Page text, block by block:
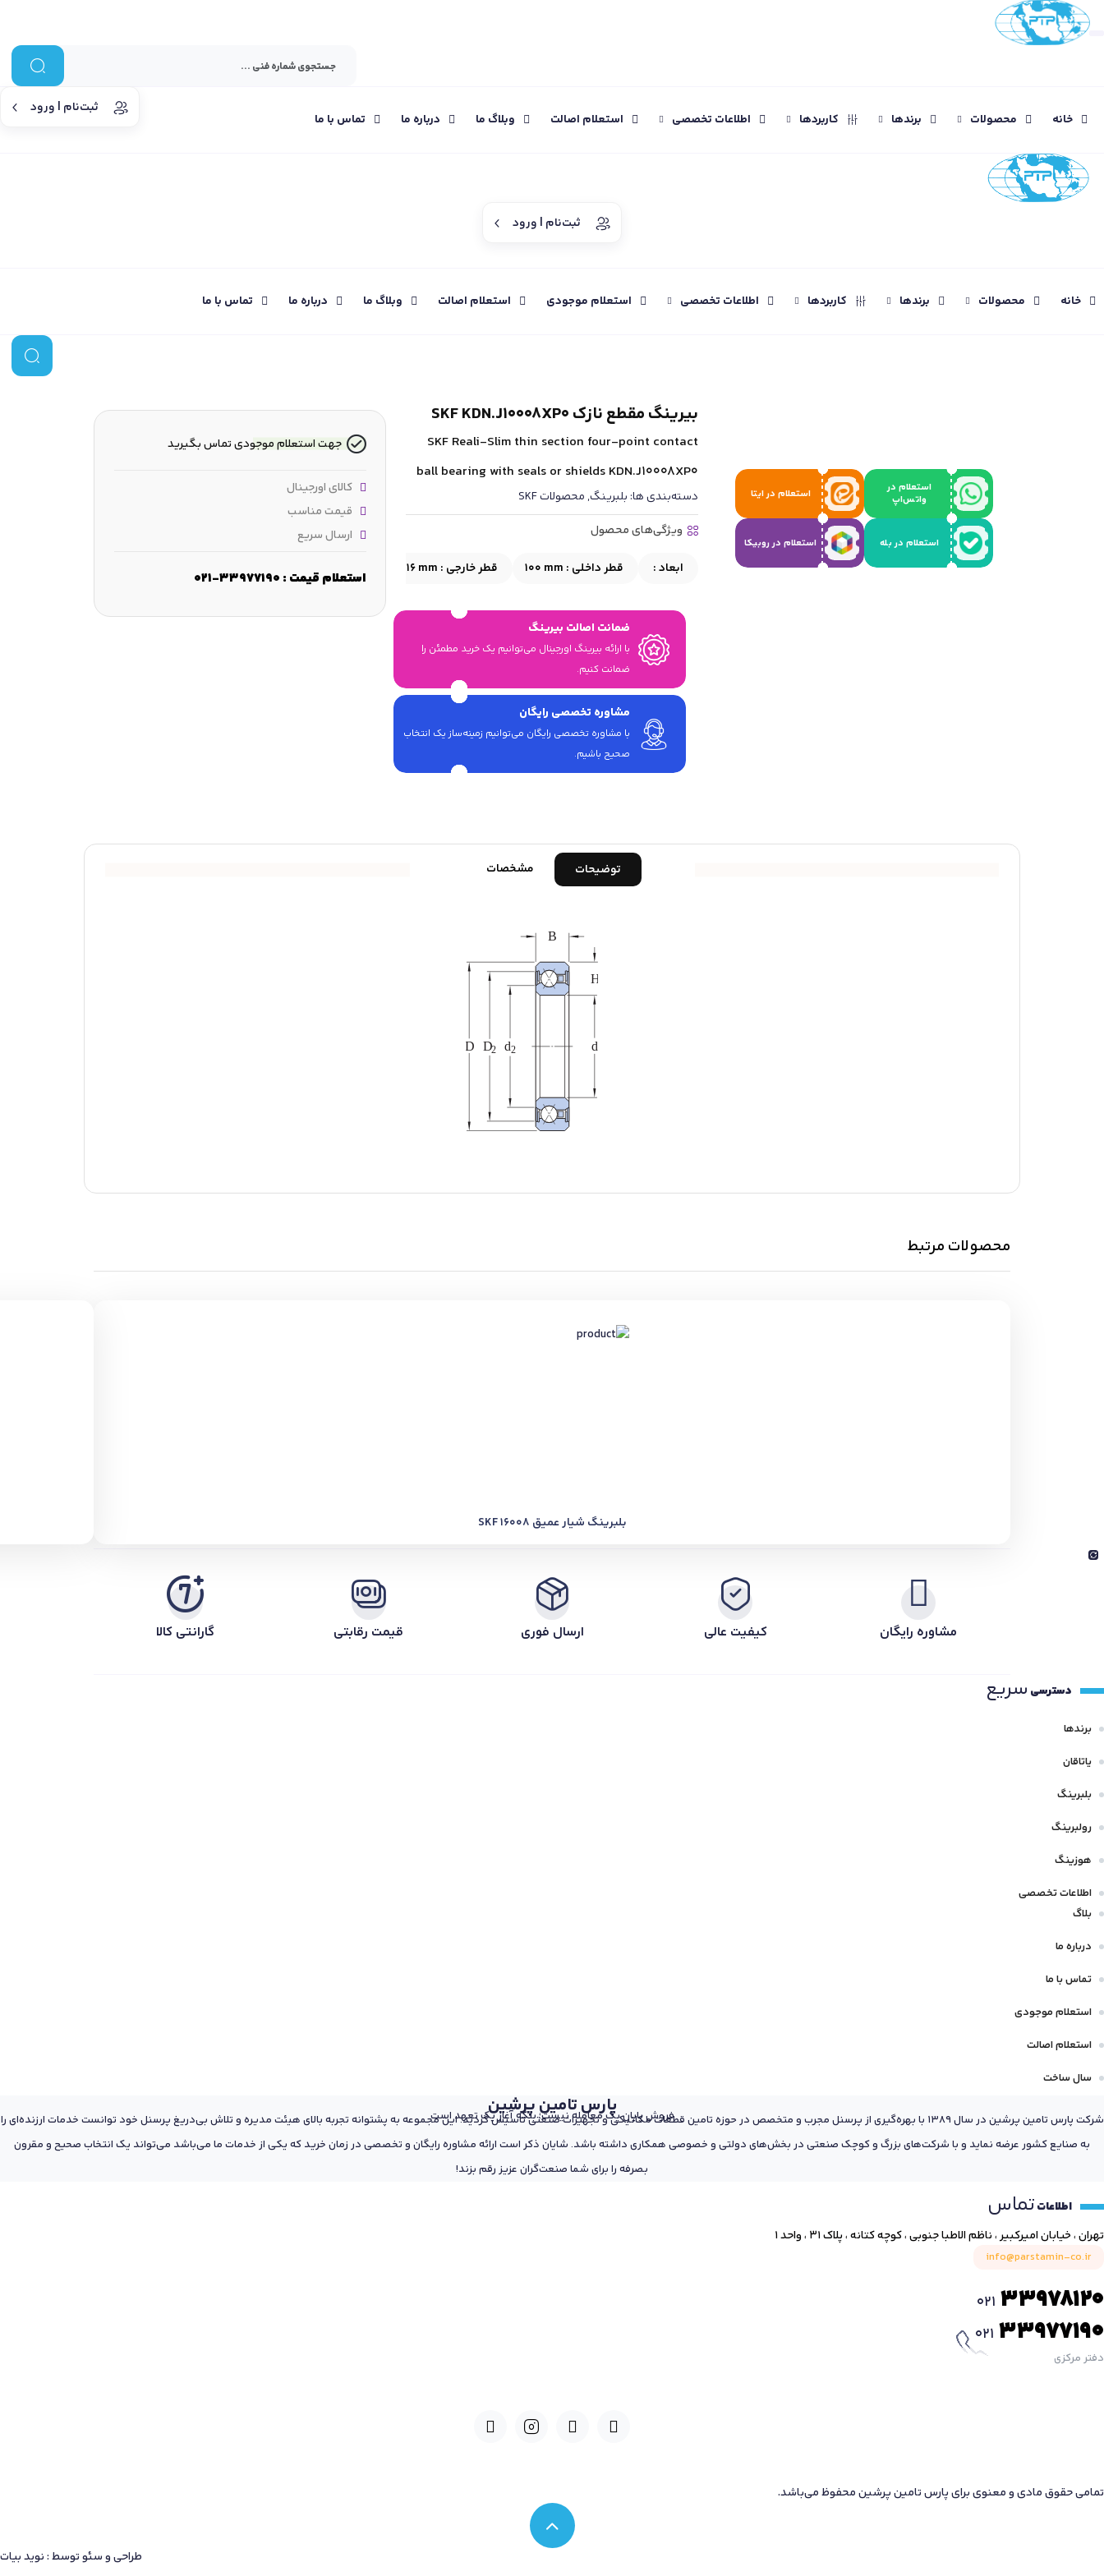
ثبت‌نام | ورود
خانه محصولات برندها کاربردها اطلاعات تخصصی استعلام اصالت وبلاگ ما درباره ما تماس با ما
ثبت‌نام | ورود
خانه محصولات برندها کاربردها اطلاعات تخصصی استعلام موجودی استعلام اصالت وبلاگ ما درباره ما تماس با ما
استعلام در
واتس‌اپ
استعلام در ایتا
استعلام در بله استعلام در روبیکا
بیرینگ مقطع نازک SKF KDN.J10008XP0
SKF Reali-Slim thin section four-point contact
ball bearing with seals or shields KDN.J10008XP0
دسته‌بندی ها: بلبرینگ,محصولات SKF
ویژگی‌های محصول
ابعاد : قطر داخلی : 100 mm قطر خارجی : 116 mm
8.00 mm
ضمانت اصالت بیرینگ
با ارائه بیرینگ اورجینال می‎‌توانیم یک خرید مطمئن را
ضمانت کنیم.
مشاوره تخصصی رایگان
با مشاوره تخصصی رایگان می‌توانیم زمینه‌ساز یک انتخاب
صحیح باشیم.
جهت استعلام موجودی تماس بگیرید
کالای اورجینال
قیمت مناسب
ارسال سریع
استعلام قیمت : 33977190-021
توضیحات مشخصات
محصولات مرتبط
بلبرینگ شیار عمیق SKF 16008
مشاوره رایگان کیفیت عالی ارسال فوری قیمت رقابتی گارانتی کالا
دسترسی سریع
برندها
یاتاقان
بلبرینگ
رولبرینگ
هوزینگ
اطلاعات تخصصی
بلاگ
درباره ما
تماس با ما
استعلام موجودی
استعلام اصالت
سال ساخت
پارس تامین پرشین
فروش پایان یک معامله نیست؛ بلکه آغاز یک تعهد است
شرکت پارس تامین پرشین در سال 1389 با بهره‌گیری از پرسنل مجرب و متخصص در حوزه تامین قطعات مکانیکی و تجهیزات صنعتی تاسیس گردید. این مجموعه به پشتوانه تجربه بالای هیئت مدیره و تلاش بی‌دریغ پرسنل خود توانست خدمات ارزنده‌ای را
به صنایع کشور عرضه نماید و با شرکت‌های بزرگ و کوچک صنعتی در بخش‌های دولتی و خصوصی همکاری داشته باشد. شایان ذکر است ارائه مشاوره رایگان و تخصصی در زمان خرید که یکی از خدمات ما می‌باشد می‌تواند یک انتخاب صحیح و مقرون
بصرفه را برای شما صنعت‌گران عزیز رقم بزند!
اطلاعاتتماس
تهران ، خیابان امیرکبیر ، ناظم الاطبا جنوبی ، کوچه کتانه ، پلاک ۳۱ ، واحد ۱
info@parstamin-co.ir
021 33978120
021 33977190
دفتر مرکزی
تمامی حقوق مادی و معنوی برای پارس تامین پرشین محفوظ می‌باشد.
طراحی و سئو توسط : نوید بیات